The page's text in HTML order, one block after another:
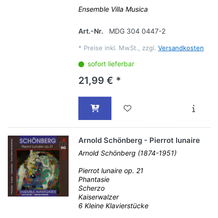
Ensemble Villa Musica
Art.-Nr. MDG 304 0447-2
* Preise inkl. MwSt., zzgl. Versandkosten
sofort lieferbar
21,99 € *
Arnold Schönberg - Pierrot lunaire
Arnold Schönberg (1874-1951)
Pierrot lunaire op. 21
Phantasie
Scherzo
Kaiserwalzer
6 Kleine Klavierstücke